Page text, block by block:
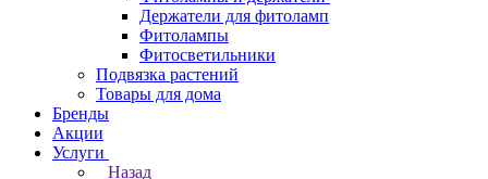
Держатели для фитоламп
Фитолампы
Фитосветильники
Подвязка растений
Товары для дома
Бренды
Акции
Услуги
Назад